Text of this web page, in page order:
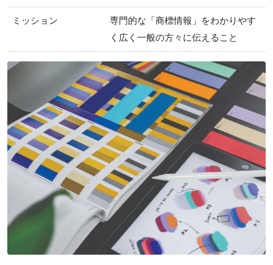
ミッション
専門的な「商標情報」をわかりやす
く広く一般の方々に伝えること